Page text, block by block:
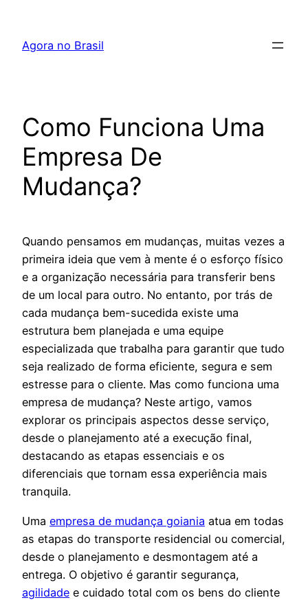
Agora no Brasil
Como Funciona Uma
Empresa De
Mudança?
Quando pensamos em mudanças, muitas vezes a
primeira ideia que vem à mente é o esforço físico
e a organização necessária para transferir bens
de um local para outro. No entanto, por trás de
cada mudança bem-sucedida existe uma
estrutura bem planejada e uma equipe
especializada que trabalha para garantir que tudo
seja realizado de forma eficiente, segura e sem
estresse para o cliente. Mas como funciona uma
empresa de mudança? Neste artigo, vamos
explorar os principais aspectos desse serviço,
desde o planejamento até a execução final,
destacando as etapas essenciais e os
diferenciais que tornam essa experiência mais
tranquila.
Uma empresa de mudança goiania atua em todas
as etapas do transporte residencial ou comercial,
desde o planejamento e desmontagem até a
entrega. O objetivo é garantir segurança,
agilidade e cuidado total com os bens do cliente